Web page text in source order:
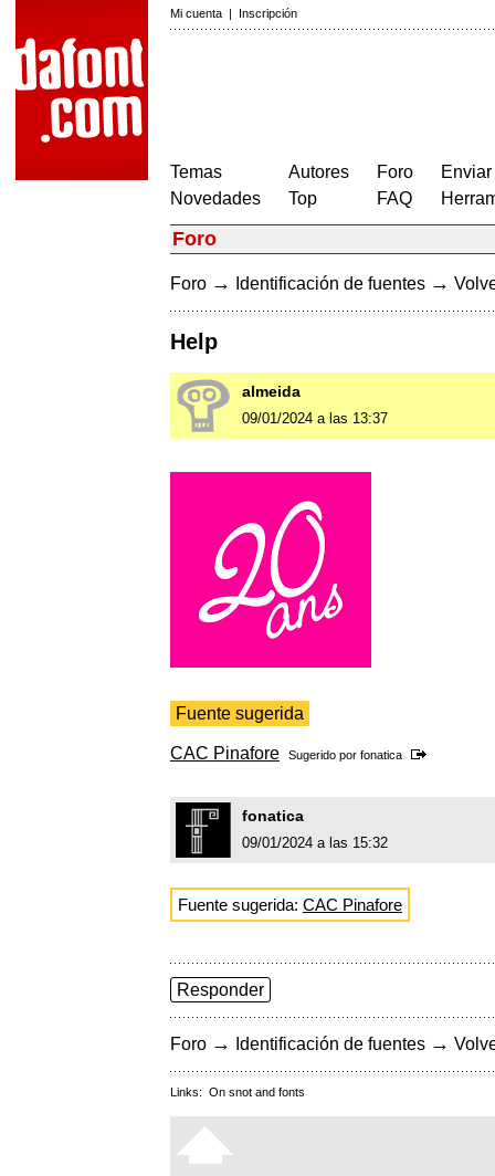
Mi cuenta | Inscripción
Temas
Novedades
Autores
Top
Foro
FAQ
Foro
Foro → Identificación de fuentes →
Help
almeida
09/01/2024 a las 13:37
Fuente sugerida
CAC Pinafore Sugerido por fonatica
fonatica
09/01/2024 a las 15:32
Fuente sugerida: CAC Pinafore
Responder
Foro → Identificación de fuentes →
Links: On snot and fonts